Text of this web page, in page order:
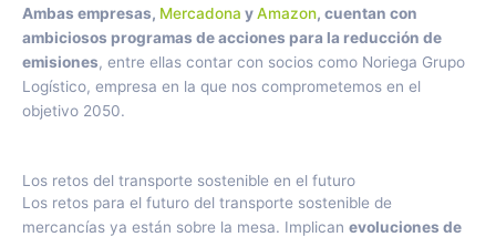
Ambas empresas, Mercadona yAmazon, cuentan con
ambiciosos programas de acciones para la reducción de
emisiones, entre ellas contar con socios como Noriega Grupo
Logístico, empresa en la que nos comprometemos en el
objetivo 2050.
Los retos del transporte sostenible en el futuro
Los retos para el futuro del transporte sostenible de
mercancías ya están sobre la mesa. Implican evoluciones de